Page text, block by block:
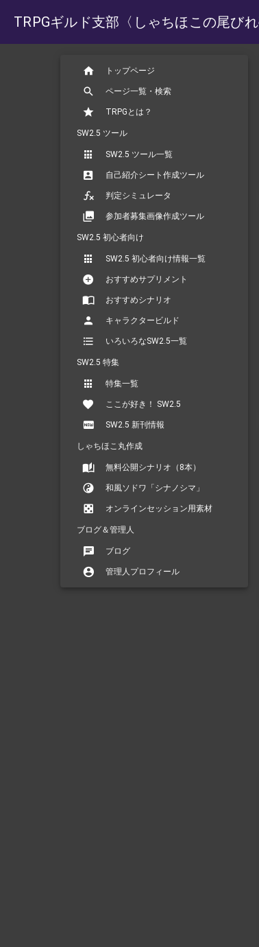
TRPGギルド支部 〈しゃちほこの尾びれ
トップページ
ページ一覧・検索
TRPGとは？
SW2.5 ツール
SW2.5 ツール一覧
自己紹介シート作成ツール
判定シミュレータ
参加者募集画像作成ツール
SW2.5 初心者向け
SW2.5 初心者向け情報一覧
おすすめサプリメント
おすすめシナリオ
キャラクタービルド
いろいろなSW2.5一覧
SW2.5 特集
特集一覧
ここが好き！ SW2.5
SW2.5 新刊情報
しゃちほこ丸作成
無料公開シナリオ（8本）
和風ソドワ「シナノシマ」
オンラインセッション用素材
ブログ＆管理人
ブログ
管理人プロフィール